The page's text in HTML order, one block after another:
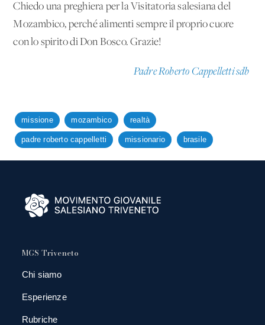
Chiedo una preghiera per la Visitatoria salesiana del
Mozambico, perché alimenti sempre il proprio cuore
con lo spirito di Don Bosco. Grazie!
Padre Roberto Cappelletti sdb
missione mozambico realtà
padre roberto cappelletti missionario brasile
MGS Triveneto
Chi siamo
Esperienze
Rubriche